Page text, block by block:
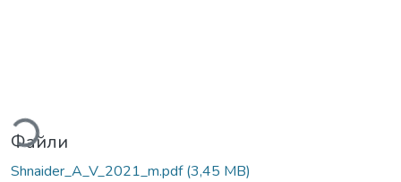
Файли
Shnaider_A_V_2021_m.pdf(3,45 MB)